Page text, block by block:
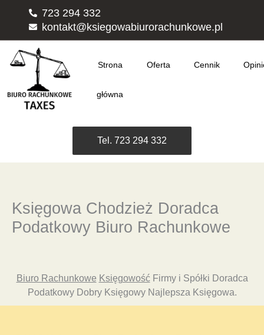
723 294 332
kontakt@ksiegowabiurorachunkowe.pl
Strona
główna
Oferta Cennik
Tel. 723 294 332
Księgowa Chodzież Doradca
Podatkowy Biuro Rachunkowe
Biuro Rachunkowe KsięgowośćFirmy i Spółki Doradca
Podatkowy Dobry Księgowy Najlepsza Księgowa.